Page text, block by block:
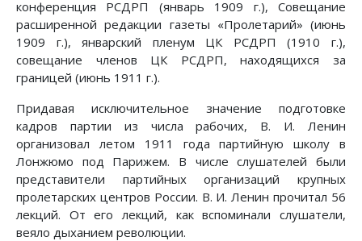
конференция РСДРП (январь 1909 г.), Совещание
расширенной редакции газеты «Пролетарий» (июнь
1909 г.), январский пленум ЦК РСДРП (1910 г.),
совещание членов ЦК РСДРП, находящихся за
границей (июнь 1911 г.).
Придавая исключительное значение подготовке
кадров партии из числа рабочих, В. И. Ленин
организовал летом 1911 года партийную школу в
Лонжюмо под Парижем. В числе слушателей были
представители партийных организаций крупных
пролетарских центров России. В. И. Ленин прочитал 56
лекций. От его лекций, как вспоминали слушатели,
веяло дыханием революции.